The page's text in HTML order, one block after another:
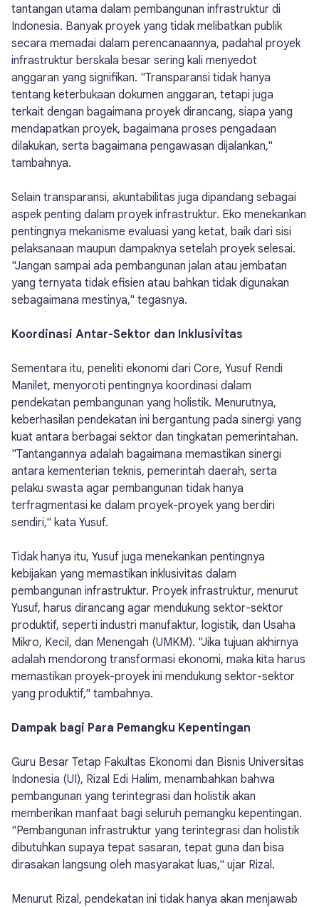
tantangan utama dalam pembangunan infrastruktur di
Indonesia. Banyak proyek yang tidak melibatkan publik
secara memadai dalam perencanaannya, padahal proyek
infrastruktur berskala besar sering kali menyedot
anggaran yang signifikan. "Transparansi tidak hanya
tentang keterbukaan dokumen anggaran, tetapi juga
terkait dengan bagaimana proyek dirancang, siapa yang
mendapatkan proyek, bagaimana proses pengadaan
dilakukan, serta bagaimana pengawasan dijalankan,"
tambahnya.
Selain transparansi, akuntabilitas juga dipandang sebagai
aspek penting dalam proyek infrastruktur. Eko menekankan
pentingnya mekanisme evaluasi yang ketat, baik dari sisi
pelaksanaan maupun dampaknya setelah proyek selesai.
"Jangan sampai ada pembangunan jalan atau jembatan
yang ternyata tidak efisien atau bahkan tidak digunakan
sebagaimana mestinya," tegasnya.
Koordinasi Antar-Sektor dan Inklusivitas
Sementara itu, peneliti ekonomi dari Core, Yusuf Rendi
Manilet, menyoroti pentingnya koordinasi dalam
pendekatan pembangunan yang holistik. Menurutnya,
keberhasilan pendekatan ini bergantung pada sinergi yang
kuat antara berbagai sektor dan tingkatan pemerintahan.
"Tantangannya adalah bagaimana memastikan sinergi
antara kementerian teknis, pemerintah daerah, serta
pelaku swasta agar pembangunan tidak hanya
terfragmentasi ke dalam proyek-proyek yang berdiri
sendiri," kata Yusuf.
Tidak hanya itu, Yusuf juga menekankan pentingnya
kebijakan yang memastikan inklusivitas dalam
pembangunan infrastruktur. Proyek infrastruktur, menurut
Yusuf, harus dirancang agar mendukung sektor-sektor
produktif, seperti industri manufaktur, logistik, dan Usaha
Mikro, Kecil, dan Menengah (UMKM). "Jika tujuan akhirnya
adalah mendorong transformasi ekonomi, maka kita harus
memastikan proyek-proyek ini mendukung sektor-sektor
yang produktif," tambahnya.
Dampak bagi Para Pemangku Kepentingan
Guru Besar Tetap Fakultas Ekonomi dan Bisnis Universitas
Indonesia (UI), Rizal Edi Halim, menambahkan bahwa
pembangunan yang terintegrasi dan holistik akan
memberikan manfaat bagi seluruh pemangku kepentingan.
"Pembangunan infrastruktur yang terintegrasi dan holistik
dibutuhkan supaya tepat sasaran, tepat guna dan bisa
dirasakan langsung oleh masyarakat luas," ujar Rizal.
Menurut Rizal, pendekatan ini tidak hanya akan menjawab